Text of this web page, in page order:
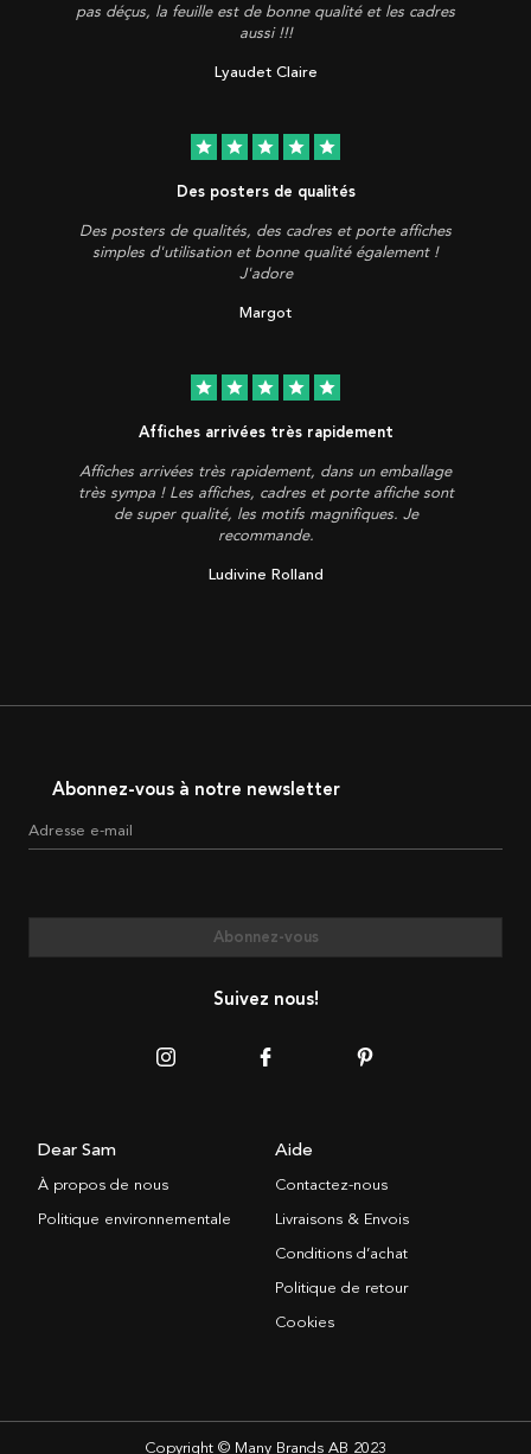
pas déçus, la feuille est de bonne qualité et les cadres
aussi !!!
Lyaudet Claire
star star star star star
Des posters de qualités
Des posters de qualités, des cadres et porte affiches
simples d'utilisation et bonne qualité également !
J'adore
Margot
star star star star star
Affiches arrivées très rapidement
Affiches arrivées très rapidement, dans un emballage
très sympa ! Les affiches, cadres et porte affiche sont
de super qualité, les motifs magnifiques. Je
recommande.
Ludivine Rolland
Abonnez-vous à notre newsletter
Adresse e-mail
Abonnez-vous
Suivez nous!
Dear Sam
À propos de nous
Politique environnementale
Aide
Contactez-nous
Livraisons & Envois
Conditions d’achat
Politique de retour
Cookies
Copyright © Many Brands AB 2023